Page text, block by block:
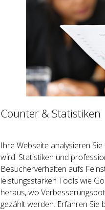
Counter & Statistiken
Ihre Webseite analysieren
wird. Statistiken und
Besucherverhalten aufs
leistungsstarken Tools wie
heraus, wo
gezählt werden. Erfahren Sie